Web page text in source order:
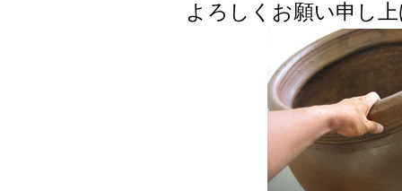
よろしくお願い申し